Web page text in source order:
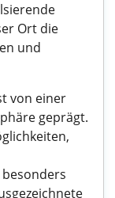
Ort die
und
von einer
geprägt.